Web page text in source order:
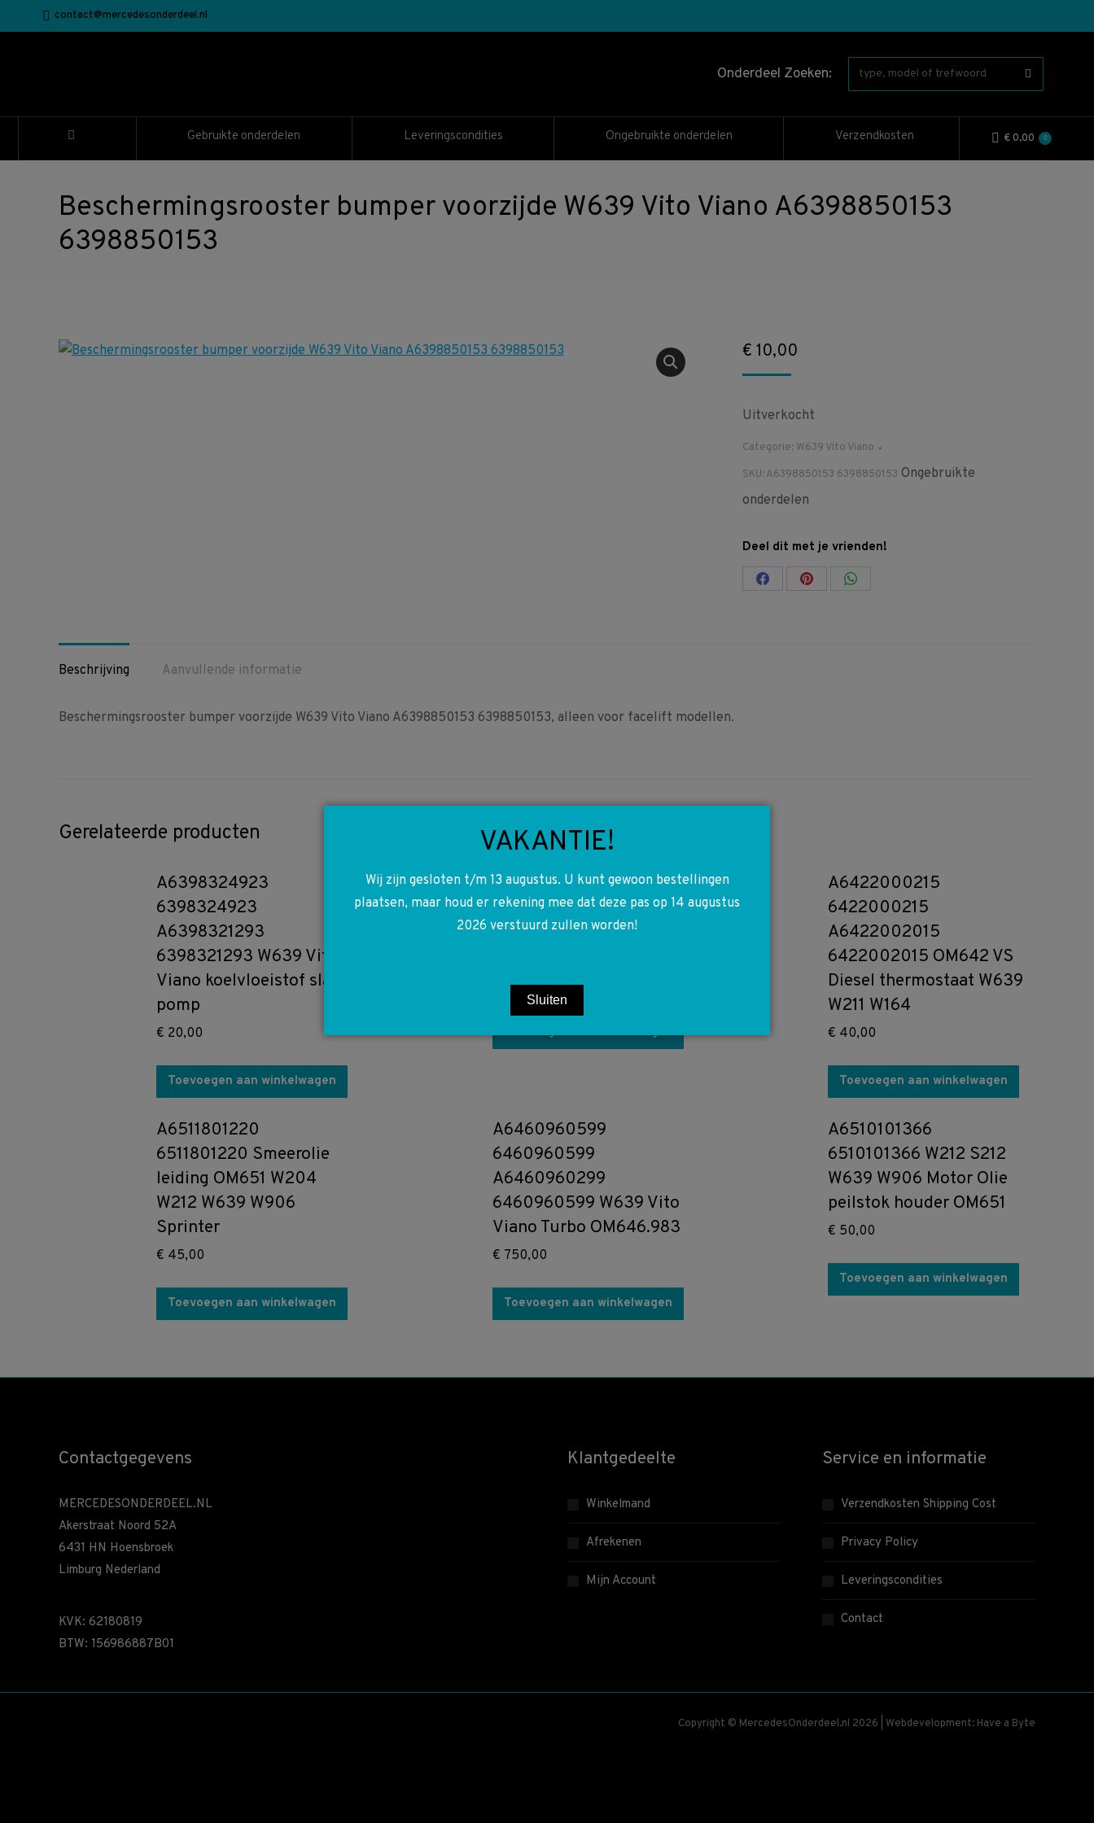
contact@mercedesonderdeel.nl
Onderdeel Zoeken:
Gebruikte onderdelen Leveringscondities Ongebruikte onderdelen Verzendkosten € 0,00 0
Beschermingsrooster bumper voorzijde W639 Vito Viano A6398850153
6398850153
€ 10,00
Uitverkocht
Categorie: W639 Vito Viano
SKU:A6398850153 6398850153 Ongebruikte
onderdelen
Deel dit met je vrienden!
Share Share Share
Beschrijving
Aanvullende informatie
Beschermingsrooster bumper voorzijde W639 Vito Viano A6398850153 6398850153, alleen voor facelift modellen.
Gerelateerde producten
A6398324923
6398324923
A6398321293
6398321293 W639 Vito
Viano koelvloeistof slang
pomp
€ 20,00
Toevoegen aan winkelwagen
A6397400616
6397400616 W639 Vito
Viano Portier vanger
22,50
Toevoegen aan winkelwagen
A6422000215
6422000215
A6422002015
6422002015 OM642 VS
Diesel thermostaat W639
W211 W164
€ 40,00
Toevoegen aan winkelwagen
A6511801220
6511801220 Smeerolie
leiding OM651 W204
W212 W639 W906
Sprinter
€ 45,00
Toevoegen aan winkelwagen
A6460960599
6460960599
A6460960299
6460960599 W639 Vito
Viano Turbo OM646.983
€ 750,00
Toevoegen aan winkelwagen
A6510101366
6510101366 W212 S212
W639 W906 Motor Olie
peilstok houder OM651
€ 50,00
Toevoegen aan winkelwagen
Contactgegevens
MERCEDESONDERDEEL.NL
Akerstraat Noord 52A
6431 HN Hoensbroek
Limburg Nederland
KVK: 62180819
BTW: 156986887B01
Klantgedeelte
Winkelmand
Afrekenen
Mijn Account
Service en informatie
Verzendkosten Shipping Cost
Privacy Policy
Leveringscondities
Contact
Copyright © MercedesOnderdeel.nl 2026 | Webdevelopment: Have a Byte
VAKANTIE!
Wij zijn gesloten t/m 13 augustus. U kunt gewoon bestellingen
plaatsen, maar houd er rekening mee dat deze pas op 14 augustus
2026 verstuurd zullen worden!
Sluiten